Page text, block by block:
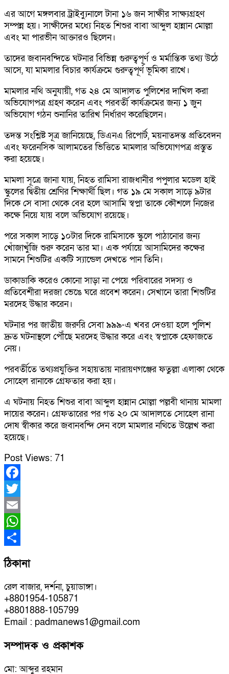
এর আগে মঙ্গলবার ট্রাইব্যুনালে টানা ১৬ জন সাক্ষীর সাক্ষ্যগ্রহণ
সম্পন্ন হয়। সাক্ষীদের মধ্যে নিহত শিশুর বাবা আব্দুল হান্নান মোল্লা
এবং মা পারভীন আক্তারও ছিলেন।
তাদের জবানবন্দিতে ঘটনার বিভিন্ন গুরুত্বপূর্ণ ও মর্মান্তিক তথ্য উঠে
আসে, যা মামলার বিচার কার্যক্রমে গুরুত্বপূর্ণ ভূমিকা রাখে।
মামলার নথি অনুযায়ী, গত ২৪ মে আদালত পুলিশের দাখিল করা
অভিযোগপত্র গ্রহণ করেন এবং পরবর্তী কার্যক্রমের জন্য ১ জুন
অভিযোগ গঠন শুনানির তারিখ নির্ধারণ করেছিলেন।
তদন্ত সংশ্লিষ্ট সূত্র জানিয়েছে, ডিএনএ রিপোর্ট, ময়নাতদন্ত প্রতিবেদন
এবং ফরেনসিক আলামতের ভিত্তিতে মামলার অভিযোগপত্র প্রস্তুত
করা হয়েছে।
মামলা সূত্রে জানা যায়, নিহত রামিসা রাজধানীর পপুলার মডেল হাই
স্কুলের দ্বিতীয় শ্রেণির শিক্ষার্থী ছিল। গত ১৯ মে সকাল সাড়ে ৯টার
দিকে সে বাসা থেকে বের হলে আসামি স্বপ্না তাকে কৌশলে নিজের
কক্ষে নিয়ে যায় বলে অভিযোগ রয়েছে।
পরে সকাল সাড়ে ১০টার দিকে রামিসাকে স্কুলে পাঠানোর জন্য
খোঁজাখুঁজি শুরু করেন তার মা। এক পর্যায়ে আসামিদের কক্ষের
সামনে শিশুটির একটি স্যান্ডেল দেখতে পান তিনি।
ডাকাডাকি করেও কোনো সাড়া না পেয়ে পরিবারের সদস্য ও
প্রতিবেশীরা দরজা ভেঙে ঘরে প্রবেশ করেন। সেখানে তারা শিশুটির
মরদেহ উদ্ধার করেন।
ঘটনার পর জাতীয় জরুরি সেবা ৯৯৯-এ খবর দেওয়া হলে পুলিশ
দ্রুত ঘটনাস্থলে পৌঁছে মরদেহ উদ্ধার করে এবং স্বপ্নাকে হেফাজতে
নেয়।
পরবর্তীতে তথ্যপ্রযুক্তির সহায়তায় নারায়ণগঞ্জের ফতুল্লা এলাকা থেকে
সোহেল রানাকে গ্রেফতার করা হয়।
এ ঘটনায় নিহত শিশুর বাবা আব্দুল হান্নান মোল্লা পল্লবী থানায় মামলা
দায়ের করেন। গ্রেফতারের পর গত ২০ মে আদালতে সোহেল রানা
দোষ স্বীকার করে জবানবন্দি দেন বলে মামলার নথিতে উল্লেখ করা
হয়েছে।
Post Views: 71
Facebook
Twitter
Email
WhatsApp
Share
ঠিকানা
রেল বাজার, দর্শনা, চুয়াডাঙ্গা।
+8801954-105871
+8801888-105799
Email : padmanews1@gmail.com
সম্পাদক ও প্রকাশক
মো: আব্দুর রহমান